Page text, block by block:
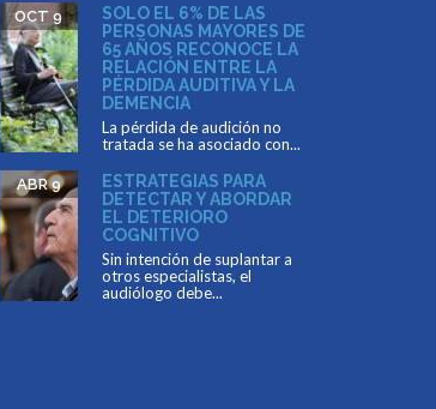
SOLO EL 6% DE LAS
PERSONAS MAYORES DE
65 AÑOS RECONOCE LA
RELACIÓN ENTRE LA
PÉRDIDA AUDITIVA Y LA
DEMENCIA
OCT 9
La pérdida de audición no
tratada se ha asociado con...
ESTRATEGIAS PARA
DETECTAR Y ABORDAR
EL DETERIORO
COGNITIVO
ABR 9
Sin intención de suplantar a
otros especialistas, el
audiólogo debe...